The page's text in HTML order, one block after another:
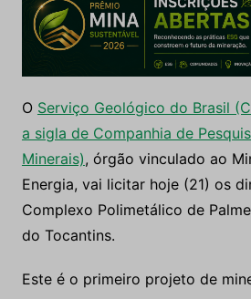
O Serviço Geológico do Brasil
a sigla de Companhia de
Minerais), órgão vinculado ao
Energia, vai licitar hoje(21) os
Complexo Polimetálico de
do Tocantins.
Este é o primeiro projeto de